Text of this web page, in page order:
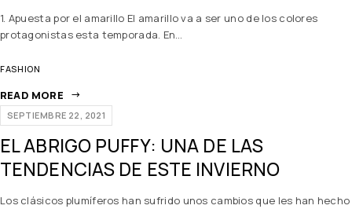
1. Apuesta por el amarillo El amarillo va a ser uno de los colores
protagonistas esta temporada. En…
FASHION
READ MORE
SEPTIEMBRE 22, 2021
EL ABRIGO PUFFY: UNA DE LAS
TENDENCIAS DE ESTE INVIERNO
Los clásicos plumíferos han sufrido unos cambios que les han hecho